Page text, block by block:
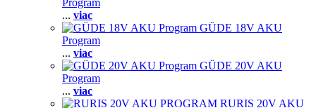
Program
... viac
GÜDE 18V AKU
Program
... viac
GÜDE 20V AKU
Program
... viac
RURIS 20V AKU